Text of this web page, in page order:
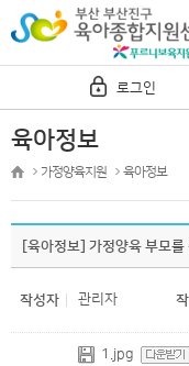
로그인
육아정보
가정양육지원 육아정보
[육아정보] 가정양육 부모
작성자 관리자
1.jpg